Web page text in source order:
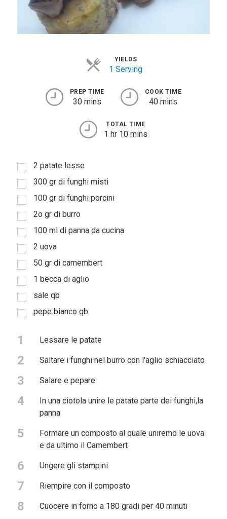
Contattami
YIELDS
1 Serving
PREP TIME
30 mins
COOK TIME
40 mins
TOTAL TIME
1 hr 10 mins
2 patate lesse
300 gr di funghi misti
100 gr di funghi porcini
2o gr di burro
100 ml di panna da cucina
2 uova
50 gr di camembert
1 becca di aglio
sale qb
pepe bianco qb
1 Lessare le patate
2 Saltare i funghi nel burro con l'aglio schiacciato
3 Salare e pepare
4
In una ciotola unire le patate parte dei funghi,la
panna
5
Formare un composto al quale uniremo le uova
e da ultimo il Camembert
6 Ungere gli stampini
7 Riempire con il composto
8 Cuocere in forno a 180 gradi per 40 minuti